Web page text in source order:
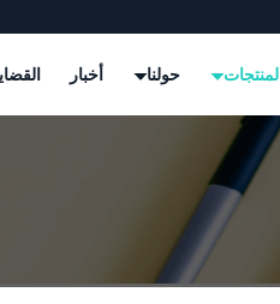
المنتجات حولنا أخبار